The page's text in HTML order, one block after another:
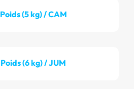
Poids (5 kg) / CAM
Poids (6 kg) / JUM